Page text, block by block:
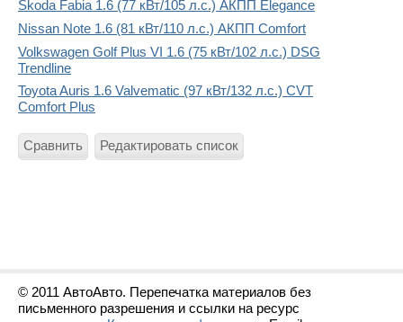
Skoda Fabia 1.6 (77 кВт/105 л.с.) АКПП Elegance
Nissan Note 1.6 (81 кВт/110 л.с.) АКПП Comfort
Volkswagen Golf Plus VI 1.6 (75 кВт/102 л.с.) DSG
Trendline
Toyota Auris 1.6 Valvematic (97 кВт/132 л.с.) CVT
Comfort Plus
Сравнить Редактировать список
© 2011 АвтоАвто. Перепечатка материалов без
письменного разрешения и ссылки на ресурс